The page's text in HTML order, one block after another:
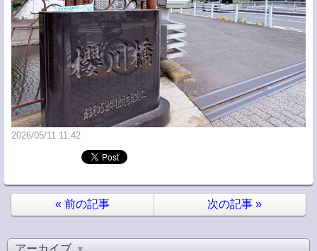
2026/05/11 11:42
« 前の記事 次の記事 »
アーカイブ